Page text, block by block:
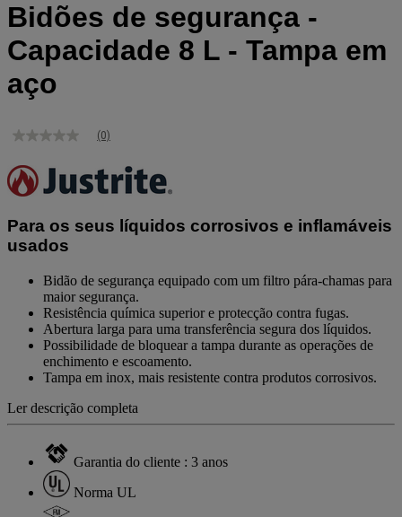
Bidões de segurança -
Capacidade 8 L - Tampa em
aço
Sem
de
classificação
Link
a
mesma
página.
(0)
Para os seus líquidos corrosivos e inflamáveis
usados
Bidão de segurança equipado com um filtro pára-chamas para
maior segurança.
Resistência química superior e protecção contra fugas.
Abertura larga para uma transferência segura dos líquidos.
Possibilidade de bloquear a tampa durante as operações de
enchimento e escoamento.
Tampa em inox, mais resistente contra produtos corrosivos.
Ler descrição completa
Garantia do cliente : 3 anos
Norma UL